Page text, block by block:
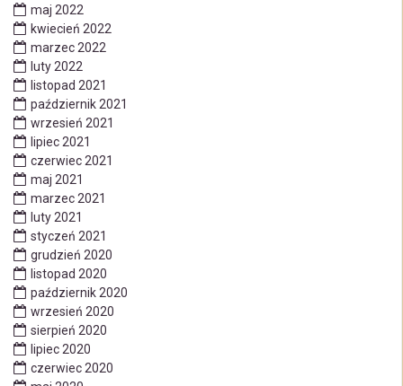
maj 2022
kwiecień 2022
marzec 2022
luty 2022
listopad 2021
październik 2021
wrzesień 2021
lipiec 2021
czerwiec 2021
maj 2021
marzec 2021
luty 2021
styczeń 2021
grudzień 2020
listopad 2020
październik 2020
wrzesień 2020
sierpień 2020
lipiec 2020
czerwiec 2020